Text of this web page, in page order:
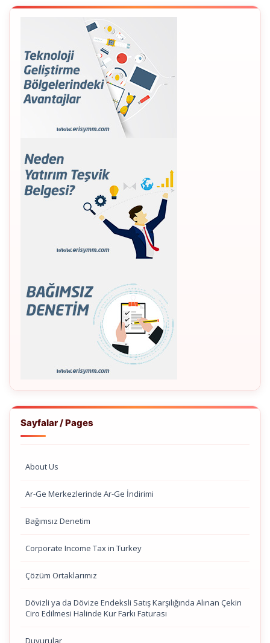
Sayfalar / Pages
About Us
Ar-Ge Merkezlerinde Ar-Ge İndirimi
Bağımsız Denetim
Corporate Income Tax in Turkey
Çözüm Ortaklarımız
Dövizli ya da Dövize Endeksli Satış Karşılığında Alınan Çekin
Ciro Edilmesi Halinde Kur Farkı Faturası
Duyurular